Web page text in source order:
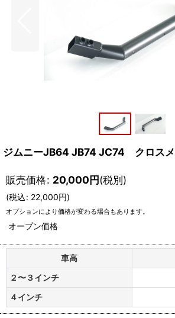
ジムニーJB64 JB74 JC74 クロスメ
販売価格: 20,000円(税別)
(税込: 22,000円)
オプションにより価格が変わる場合もあります。
オープン価格
車高
２〜３インチ
４インチ